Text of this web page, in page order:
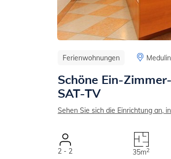
Ferienwohnungen Medulin
Schöne Ein-
SAT-TV
Sehen Sie sich die Einrichtung an,
2 - 2 35m2